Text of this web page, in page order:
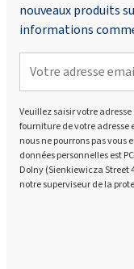
nouveaux produits
informations
Veuillez saisir votre
fourniture de votre adresse
nous ne pourrons pas
données personnelles est
Dolny (Sienkiewicza Street
notre superviseur de la